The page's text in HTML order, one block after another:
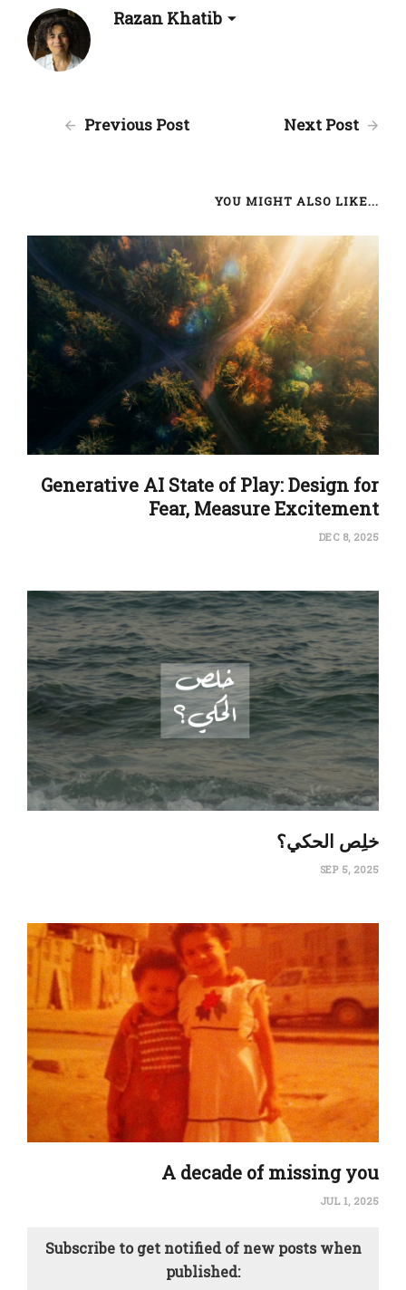
Razan Khatib
Previous Post Next Post
YOU MIGHT ALSO LIKE...
Generative AI State of Play: Design for
Fear, Measure Excitement
DEC 8, 2025
‏خلِص الحكي؟
SEP 5, 2025
A decade of missing you
JUL 1, 2025
Subscribe to get notified of new posts when
published: